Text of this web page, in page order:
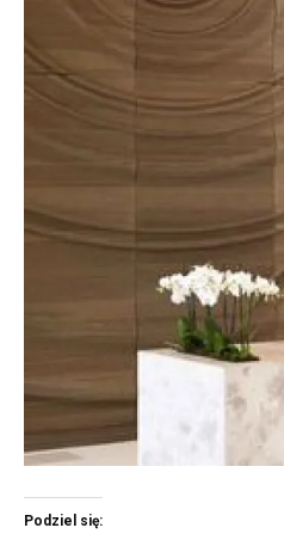
Podziel się: